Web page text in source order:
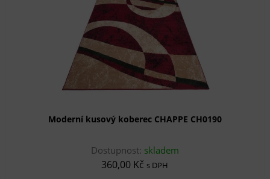
Moderní kusový koberec CHAPPE CH0190
Dostupnost: skladem
360,00 Kč s DPH